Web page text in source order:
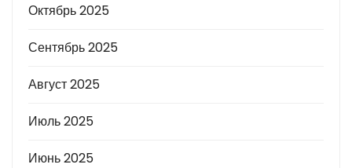
Октябрь 2025
Сентябрь 2025
Август 2025
Июль 2025
Июнь 2025